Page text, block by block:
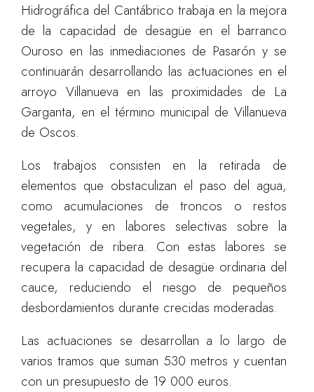
Hidrográfica del Cantábrico trabaja en la mejora
de la capacidad de desagüe en el barranco
Ouroso en las inmediaciones de Pasarón y se
continuarán desarrollando las actuaciones en el
arroyo Villanueva en las proximidades de La
Garganta, en el término municipal de Villanueva
de Oscos.
Los trabajos consisten en la retirada de
elementos que obstaculizan el paso del agua,
como acumulaciones de troncos o restos
vegetales, y en labores selectivas sobre la
vegetación de ribera. Con estas labores se
recupera la capacidad de desagüe ordinaria del
cauce, reduciendo el riesgo de pequeños
desbordamientos durante crecidas moderadas.
Las actuaciones se desarrollan a lo largo de
varios tramos que suman 530 metros y cuentan
con un presupuesto de 19 000 euros.